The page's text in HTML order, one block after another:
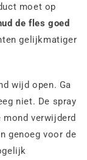
moet op
de fles goed
gelijkmatiger
wijd open. Ga
niet. De spray
verwijderd
genoeg voor de